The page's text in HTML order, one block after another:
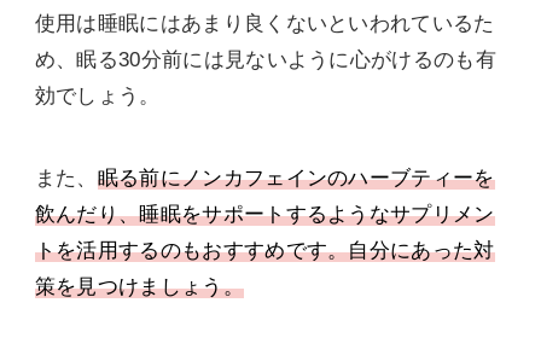
使用は睡眠にはあまり良くないといわれているた
め、眠る30分前には見ないように心がけるのも有
効でしょう。
また、 眠る前にノンカフェインのハーブティーを
飲んだり、睡眠をサポートするようなサプリメン
トを活用するのもおすすめです。自分にあった対
策を見つけましょう。